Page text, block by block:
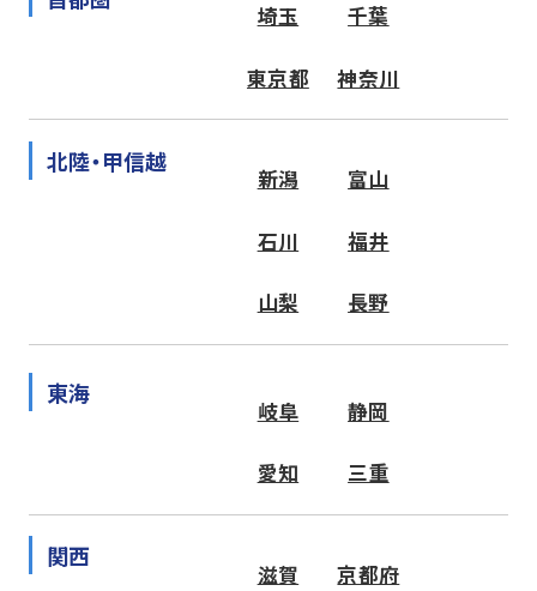
埼玉 千葉
東京都 神奈川
北陸・甲信越
新潟 富山
石川 福井
山梨 長野
東海
岐阜 静岡
愛知 三重
関西
滋賀 京都府